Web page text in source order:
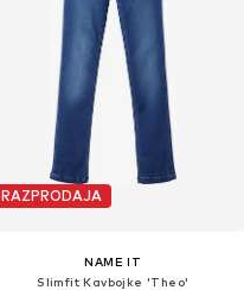
RAZPRODAJA
NAME IT
Slimfit Kavbojke 'Theo'